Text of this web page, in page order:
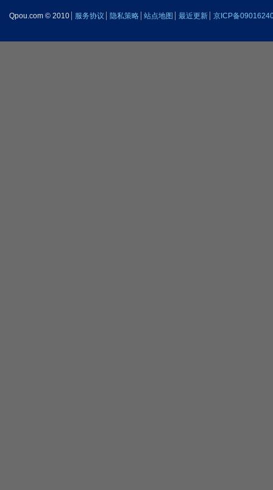
Qpou.com © 2010 服务协议 隐私策略 站点地图 最近更新 京ICP备